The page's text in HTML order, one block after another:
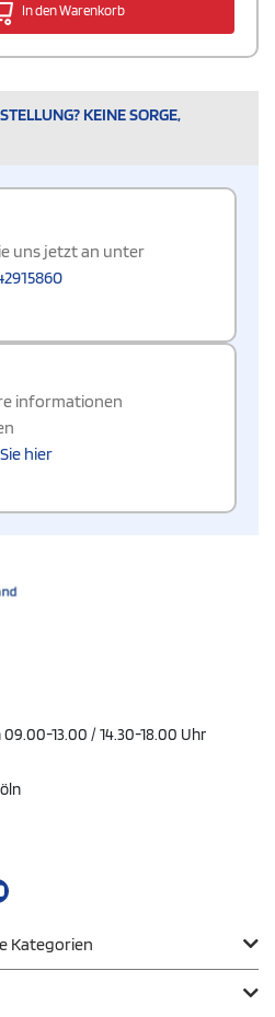
In den Warenkorb
KEINE SORGE,
uns jetzt an unter
informationen
hier
13.00 / 14.30-18.00 Uhr
Kategorien